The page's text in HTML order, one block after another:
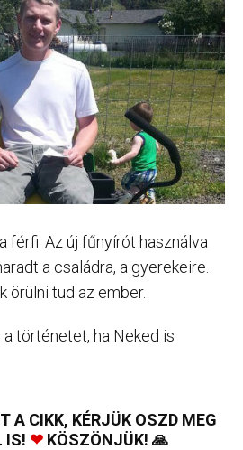
férfi. Az új fűnyírót használva
a családra, a gyerekeire.
örülni tud az ember.
történetet, ha Neked is
CIKK, KÉRJÜK OSZD MEG
IS! ❤KÖSZÖNJÜK! 🙏